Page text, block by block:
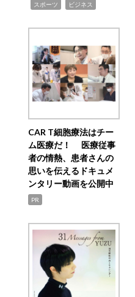
スポーツ ビジネス
CAR T細胞療法はチー
ム医療だ！ 医療従事
者の情熱、患者さんの
思いを伝えるドキュメ
ンタリー動画を公開中
PR